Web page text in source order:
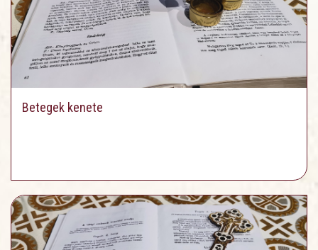
Betegek kenete